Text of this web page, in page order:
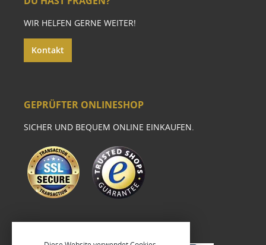
WIR HELFEN GERNE WEITER!
Kontakt
GEPRÜFTER ONLINESHOP
SICHER UND BEQUEM ONLINE EINKAUFEN.